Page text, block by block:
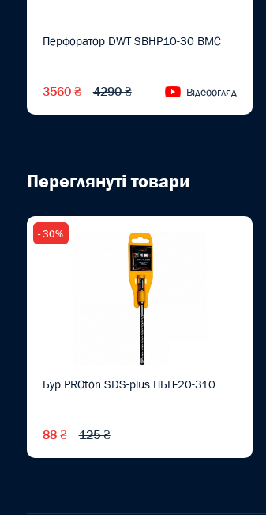
Перфоратор DWT SBHP10-30 BMC
3560 ₴ 4290 ₴ Відеоогляд
Переглянуті товари
- 30%
Бур PROton SDS-plus ПБП-20-310
88 ₴ 125 ₴